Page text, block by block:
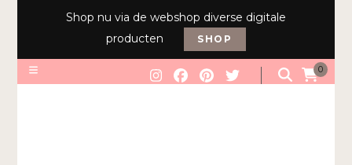
Shop nu via de webshop diverse digitale
producten
SHOP
0